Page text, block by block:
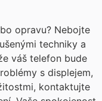
opravu? Nebojte
techniky a
váš telefon bude
s displejem,
kontaktujte